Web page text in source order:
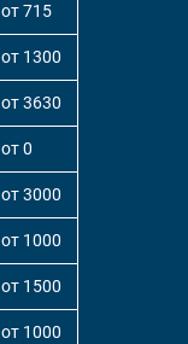
от 715
от 1300
от 3630
от 0
от 3000
от 1000
от 1500
от 1000